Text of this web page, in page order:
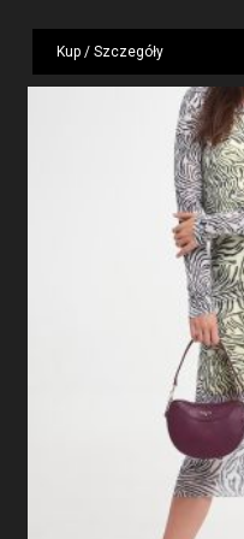
799,00 zł.479,40 zł.
Kup / Szczegóły